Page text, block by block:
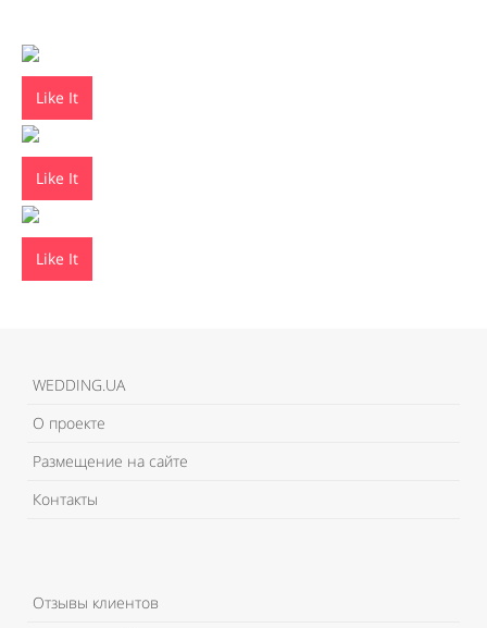
Like It
Like It
Like It
WEDDING.UA
О проекте
Размещение на сайте
Контакты
Отзывы клиентов